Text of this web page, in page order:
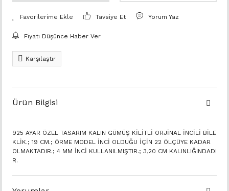
Tavsiye Et Yorum Yaz
Fiyatı Düşünce Haber Ver
Karşılaştır
Ürün Bilgisi
925 AYAR ÖZEL TASARIM KALIN GÜMÜŞ KİLİTLİ ORJİNAL İNCİLİ BİLE
KLİK.; 19 CM.; ÖRME MODEL İNCİ OLDUĞU İÇİN 22 ÖLÇÜYE KADAR
OLMAKTADIR.; 4 MM İNCİ KULLANILMIŞTIR.; 3,20 CM KALINLIĞINDADI
R.